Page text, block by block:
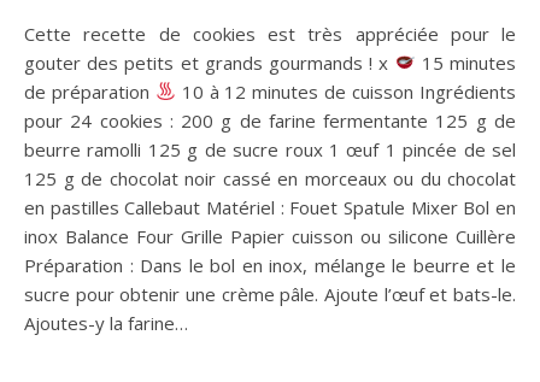
Cette recette de cookies est très appréciée pour le
gouter des petits et grands gourmands ! x
15 minutes
de préparation
10 à 12 minutes de cuisson Ingrédients
pour 24 cookies : 200 g de farine fermentante 125 g de
beurre ramolli 125 g de sucre roux 1 œuf 1 pincée de sel
125 g de chocolat noir cassé en morceaux ou du chocolat
en pastilles Callebaut Matériel : Fouet Spatule Mixer Bol en
inox Balance Four Grille Papier cuisson ou silicone Cuillère
Préparation : Dans le bol en inox, mélange le beurre et le
sucre pour obtenir une crème pâle. Ajoute l’œuf et bats-le.
Ajoutes-y la farine…